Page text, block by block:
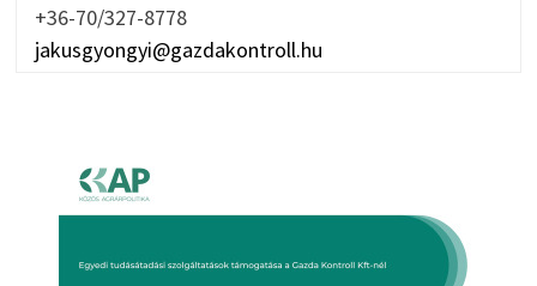
+36-70/327-8778
jakusgyongyi@gazdakontroll.hu